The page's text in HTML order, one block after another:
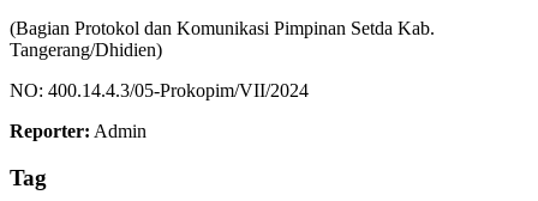
(Bagian Protokol dan Komunikasi Pimpinan Setda Kab.
Tangerang/Dhidien)
NO: 400.14.4.3/05-Prokopim/VII/2024
Reporter: Admin
Tag